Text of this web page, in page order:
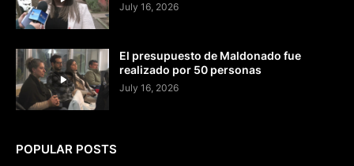
July 16, 2026
El presupuesto de Maldonado fue
realizado por 50 personas
July 16, 2026
POPULAR POSTS